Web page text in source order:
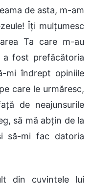
de asta, m-am
Îți mulțumesc
Ta care m-au
fost prefăcătoria
mi îndrept opiniile
care le urmăresc,
de neajunsurile
să mă abțin de la
să-mi fac datoria
din cuvintele lui